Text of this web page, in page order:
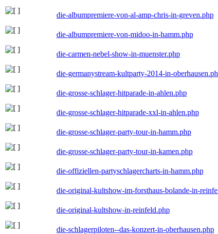
die-albumpremiere-von-al-amp-chris-in-greven.php
die-albumpremiere-von-midoo-in-hamm.php
die-carmen-nebel-show-in-muenster.php
die-germanystream-kultparty-2014-in-
die-grosse-schlager-hitparade-in-ahlen.php
die-grosse-schlager-hitparade-xxl-in-ahlen.php
die-grosse-schlager-party-tour-in-hamm.php
die-grosse-schlager-party-tour-in-kamen.php
die-offiziellen-partyschlagercharts-in-hamm.php
die-original-kultshow-im-forsthaus-bolande-in-
die-original-kultshow-in-reinfeld.php
die-schlagerpiloten--das-konzert-in-oberhausen.php